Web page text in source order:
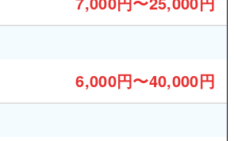
6,000円〜40,000円